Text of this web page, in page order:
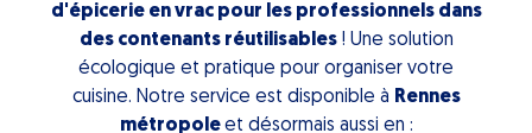
d'épicerie en vrac pour les professionnels dans
des contenants réutilisables! Une solution
écologique et pratique pour organiser votre
cuisine. Notre service est disponible à Rennes
métropoleet désormais aussi en :